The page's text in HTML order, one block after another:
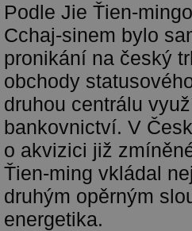
Podle Jie Ťien-
Cchaj-sinem bylo
pronikání na český
obchody
druhou centrálu
bankovnictví. V
o akvizici již
Ťien-ming vkládal
druhým opěrným
energetika.